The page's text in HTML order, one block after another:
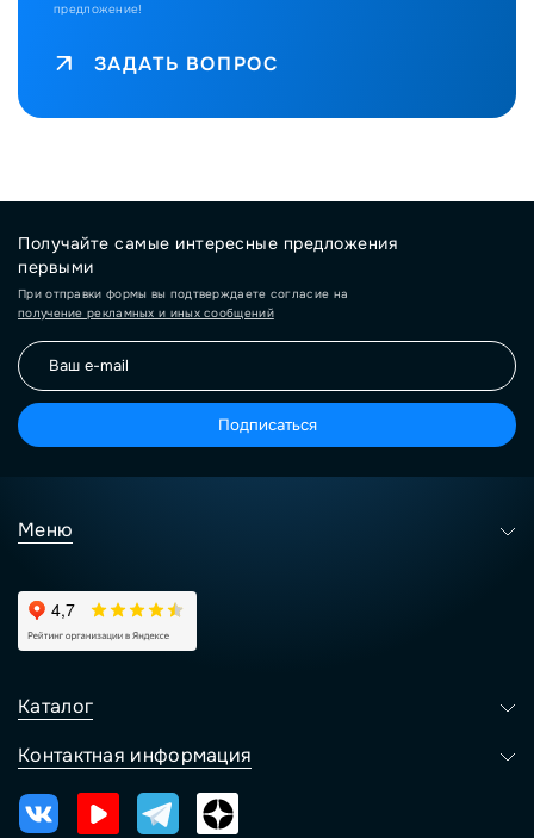
предложение!
ЗАДАТЬ ВОПРОС
Получайте самые интересные предложения
первыми
При отправки формы вы подтверждаете согласие на
получение рекламных и иных сообщений
Подписаться
Меню
Каталог
Контактная информация